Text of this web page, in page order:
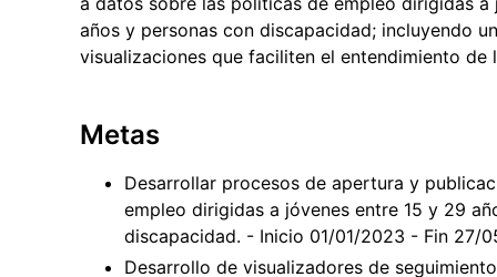
años y personas con discapacidad; incluyendo
visualizaciones que faciliten el entendimiento
Metas
Desarrollar procesos de apertura y
empleo dirigidas a jóvenes entre 15 y 29
discapacidad. - Inicio 01/01/2023 - Fin 27/
Desarrollo de visualizadores de